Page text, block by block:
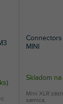
)
Connectors
MINI
Skladom
Mini XLR
samica.